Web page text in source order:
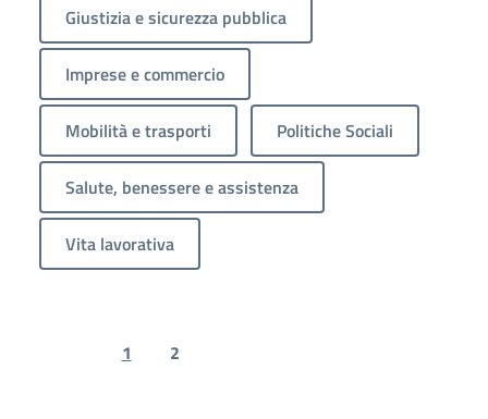
Giustizia e sicurezza pubblica
Imprese e commercio
Mobilità e trasporti Politiche Sociali
Salute, benessere e assistenza
Vita lavorativa
Previous page
1 2